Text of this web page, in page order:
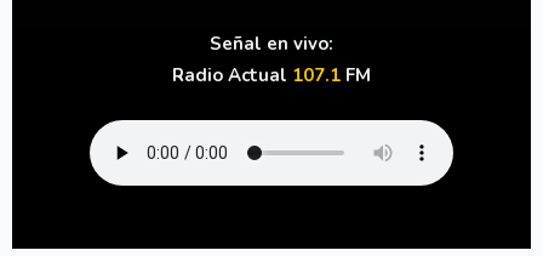
Señal en vivo:
Radio Actual 107.1 FM